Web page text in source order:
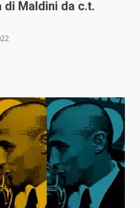
di Maldini da c.t.